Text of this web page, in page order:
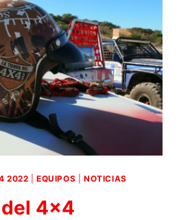
2022 |EQUIPOS |NOTICIAS
4×4